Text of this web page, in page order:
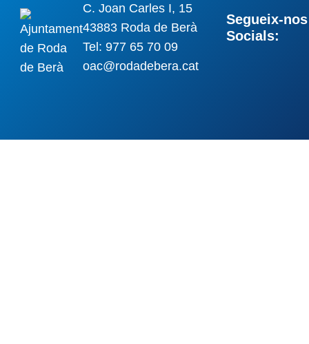
C. Joan Carles I, 15
43883 Roda de Berà
Tel: 977 65 70 09
oac@rodadebera.cat
Segueix-
Socials: